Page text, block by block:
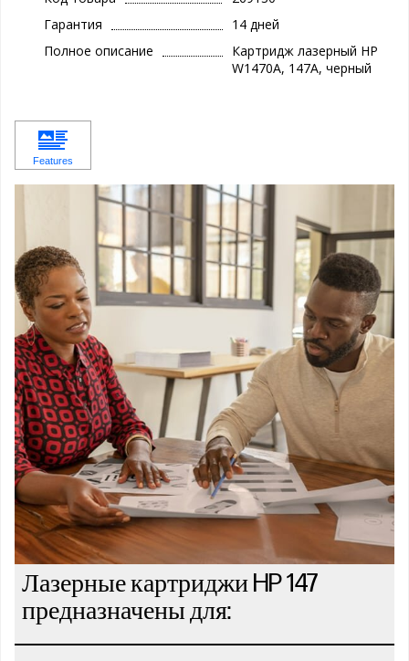
Гарантия
14 дней
Полное описание
Картридж лазерный HP
W1470A, 147A, черный
Лазерные картриджи HP 147
предназначены для: